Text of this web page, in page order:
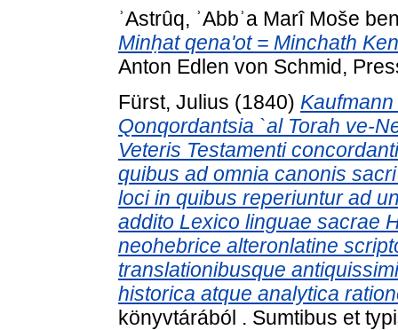
ʾAstrûq, ʾAbbʾa Marî Moše
Minḥat qena'ot = Minchath
Anton Edlen von Schmid,
Fürst, Julius (1840)
Qonqordantsia `al Torah ve-
Veteris Testamenti
quibus ad omnia canonis
loci in quibus reperiuntur ad
addito Lexico linguae sacrae
neohebrice alteronlatine
translationibusque
historica atque analytica
könyvtárából . Sumtibus et